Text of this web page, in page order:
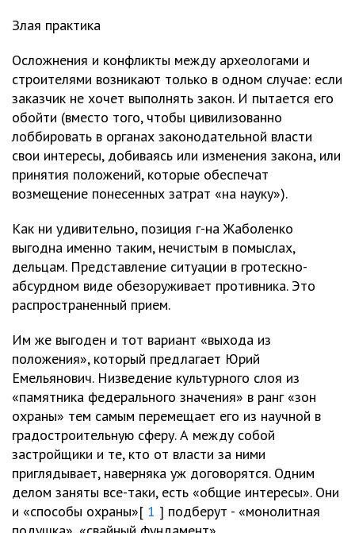
Злая практика
Осложнения и конфликты между археологами и
строителями возникают только в одном случае: если
заказчик не хочет выполнять закон. И пытается его
обойти (вместо того, чтобы цивилизованно
лоббировать в органах законодательной власти
свои интересы, добиваясь или изменения закона, или
принятия положений, которые обеспечат
возмещение понесенных затрат «на науку»).
Как ни удивительно, позиция г-на Жаболенко
выгодна именно таким, нечистым в помыслах,
дельцам. Представление ситуации в гротескно-
абсурдном виде обезоруживает противника. Это
распространенный прием.
Им же выгоден и тот вариант «выхода из
положения», который предлагает Юрий
Емельянович. Низведение культурного слоя из
«памятника федерального значения» в ранг «зон
охраны» тем самым перемещает его из научной в
градостроительную сферу. А между собой
застройщики и те, кто от власти за ними
приглядывает, наверняка уж договорятся. Одним
делом заняты все-таки, есть «общие интересы». Они
и «способы охраны»[ 1 ] подберут - «монолитная